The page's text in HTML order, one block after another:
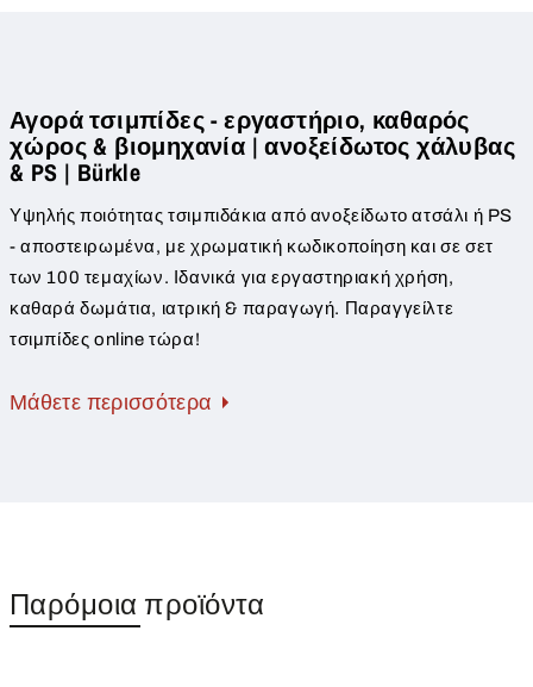
Αγορά τσιμπίδες - εργαστήριο, καθαρός
χώρος & βιομηχανία | ανοξείδωτος χάλυβας
& PS | Bürkle
Υψηλής ποιότητας τσιμπιδάκια από ανοξείδωτο ατσάλι ή PS
- αποστειρωμένα, με χρωματική κωδικοποίηση και σε σετ
των 100 τεμαχίων. Ιδανικά για εργαστηριακή χρήση,
καθαρά δωμάτια, ιατρική & παραγωγή. Παραγγείλτε
τσιμπίδες online τώρα!
Μάθετε περισσότερα
Παρόμοια προϊόντα